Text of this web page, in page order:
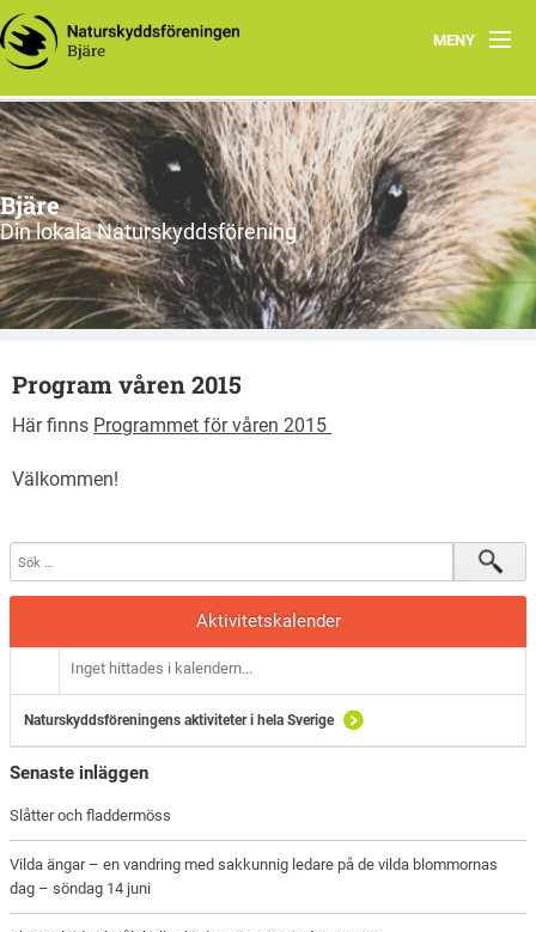
MENY
Hem
Om oss
Styrelsen
Program
Vad vi gör!
Bjäre
Din lokala Naturskyddsförening
Program våren 2015
Här finns Programmet för våren 2015
Välkommen!
Aktivitetskalender
Inget hittades i kalendern...
Naturskyddsföreningens aktiviteter i hela Sverige
Senaste inläggen
Slåtter och fladdermöss
Vilda ängar – en vandring med sakkunnig ledare på de vilda blommornas
dag – söndag 14 juni